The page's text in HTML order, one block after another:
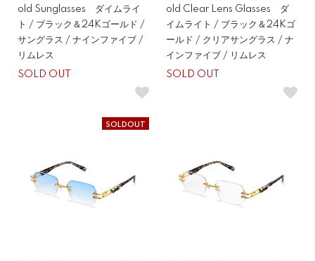
old Sunglasses ダイムライ
ト / ブラック＆24Kゴールド /
サングラス / ナインファイブ /
リムレス
SOLD OUT
old Clear Lens Glasses ダ
イムライト / ブラック＆24Kゴ
ールド / クリアサングラス / ナ
インファイブ / リムレス
SOLD OUT
SOLDOUT